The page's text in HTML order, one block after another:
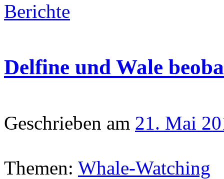
Berichte
Delfine und Wale
Geschrieben am 21. Mai
Themen: Whale-Watching